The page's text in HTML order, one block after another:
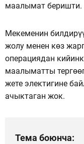
маалымат беришти.
Мекеменин
жолу менен көз
операциядан
маалыматты
жете электигине
ачыктаган жок.
Тема боюнча: